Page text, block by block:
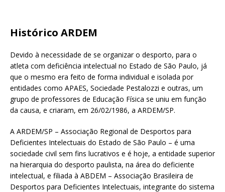
Histórico ARDEM
Devido à necessidade de se organizar o desporto, para o
atleta com deficiência intelectual no Estado de São Paulo, já
que o mesmo era feito de forma individual e isolada por
entidades como APAES, Sociedade Pestalozzi e outras, um
grupo de professores de Educação Física se uniu em função
da causa, e criaram, em 26/02/1986, a ARDEM/SP.
A ARDEM/SP – Associação Regional de Desportos para
Deficientes Intelectuais do Estado de São Paulo – é uma
sociedade civil sem fins lucrativos e é hoje, a entidade superior
na hierarquia do desporto paulista, na área do deficiente
intelectual, e filiada à ABDEM – Associação Brasileira de
Desportos para Deficientes Intelectuais, integrante do sistema